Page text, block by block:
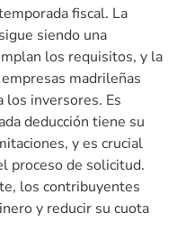
fiscal. La
siendo una
los requisitos, y la
madrileñas
los inversores. Es
deducción tiene su
y es crucial
proceso de solicitud.
los contribuyentes
y reducir su cuota